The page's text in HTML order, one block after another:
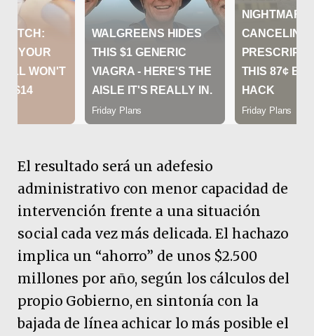
El resultado será un adefesio
administrativo con menor capacidad de
intervención frente a una situación
social cada vez más delicada. El hachazo
implica un “ahorro” de unos $2.500
millones por año, según los cálculos del
propio Gobierno, en sintonía con la
bajada de línea achicar lo más posible el